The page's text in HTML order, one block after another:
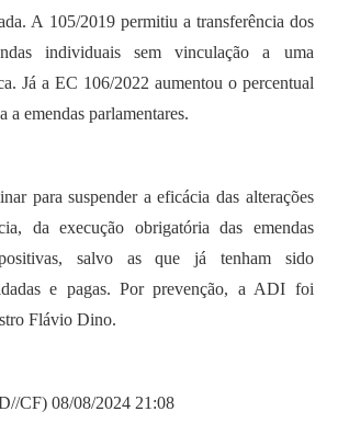
A 105/2019 permitiu a transferência dos
individuais sem vinculação a uma
Já a EC 106/2022 aumentou o percentual
a emendas parlamentares.
para suspender a eficácia das alterações
da execução obrigatória das emendas
salvo as que já tenham sido
e pagas. Por prevenção, a ADI foi
Flávio Dino.
CF) 08/08/2024 21:08